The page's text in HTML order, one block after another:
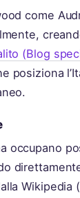
come
(Blog
posiziona
occupano
Wikipedia